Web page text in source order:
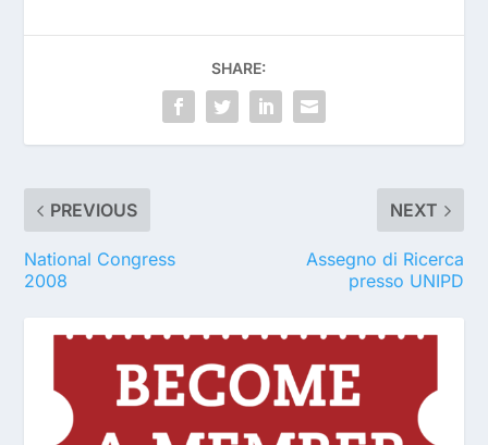
SHARE:
PREVIOUS
National Congress
2008
NEXT
Assegno di Ricerca
presso UNIPD